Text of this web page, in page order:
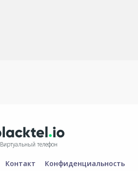
Виртуальный телефон
Контакт
Конфиденциальность